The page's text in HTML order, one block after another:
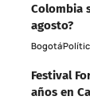
Colombia
agosto?
Bogotá
Festival
años en